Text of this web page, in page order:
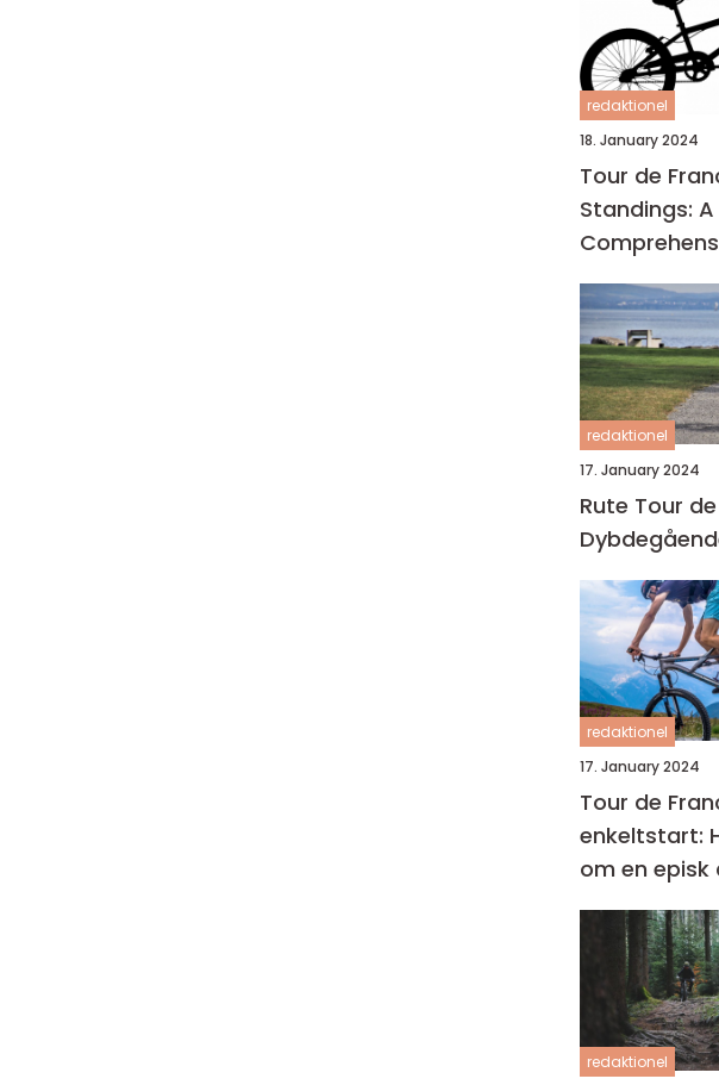
redaktionel
18. January 2024
Tour de
Standings: A
for Sports
redaktionel
17. January 2024
Rute Tour
redaktionel
17. January 2024
Tour de
enkeltstart:
om en episk
redaktionel